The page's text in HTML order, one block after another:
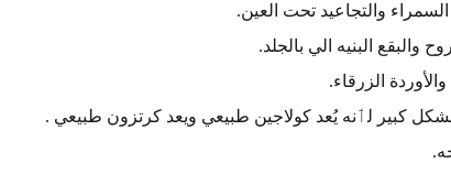
السمراء والتجاعيد تحت العين.
والبقع البنيه الي بالجلد.
الزرقاء.
كبير لٲنه يُعد كولاجين طبيعي ويعد كرتزون طبيعي .